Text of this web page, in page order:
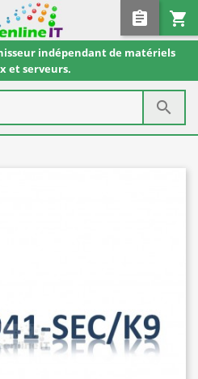
shopping_cart
assignment
indépendant de matériels
et serveurs.
